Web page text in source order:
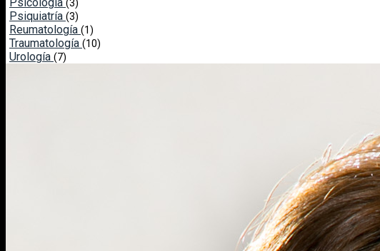
(3)
Psiquiatría (3)
Reumatología (1)
Traumatología (10)
Urología (7)